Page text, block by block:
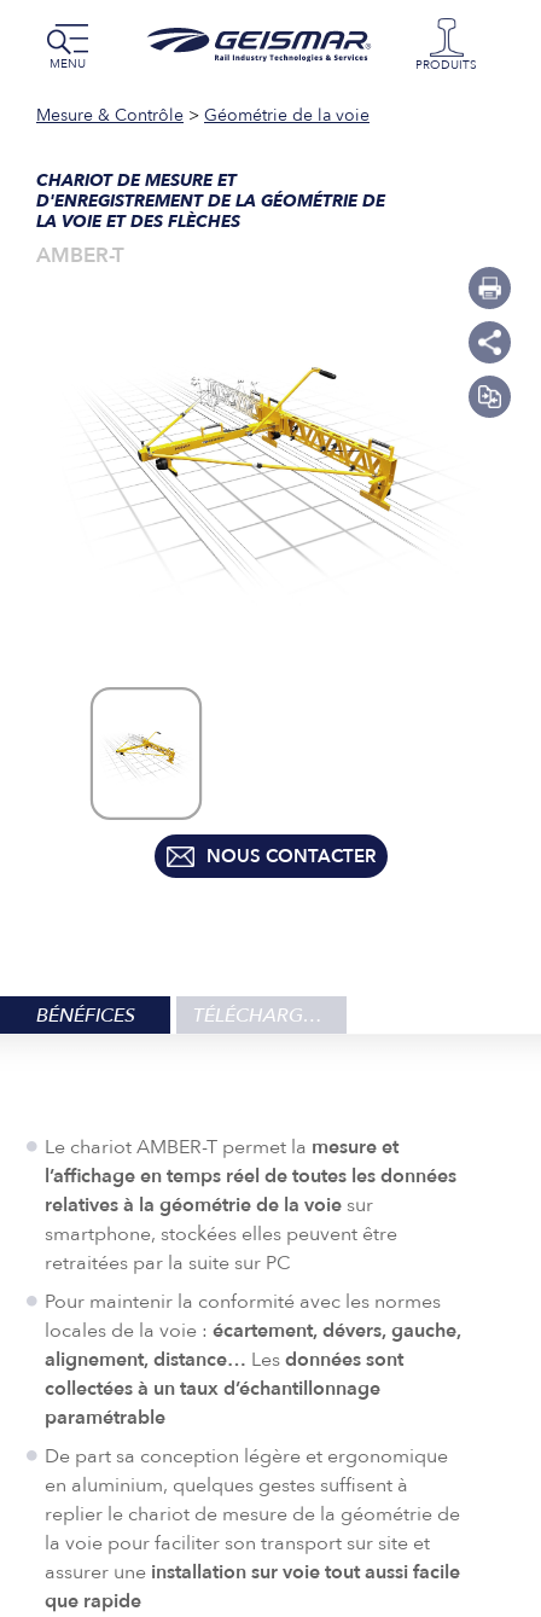
MENU PRODUITS
Mesure & Contrôle > Géométrie de la voie
CHARIOT DE MESURE ET
D'ENREGISTREMENT DE LA GÉOMÉTRIE DE
LA VOIE ET DES FLÈCHES
AMBER-T
NOUS CONTACTER
BÉNÉFICES TÉLÉCHARGEMENT
Le chariot AMBER-T permet la mesure et
l’affichage en temps réel de toutes les données
relatives à la géométrie de la voie sur
smartphone, stockées elles peuvent être
retraitées par la suite sur PC
Pour maintenir la conformité avec les normes
locales de la voie : écartement, dévers, gauche,
alignement, distance… Lesdonnées sont
collectées à un taux d’échantillonnage
paramétrable
De part sa conception légère et ergonomique
en aluminium, quelques gestes suffisent à
replier le chariot de mesure de la géométrie de
la voie pour faciliter son transport sur site et
assurer une installation sur voie tout aussi facile
que rapide